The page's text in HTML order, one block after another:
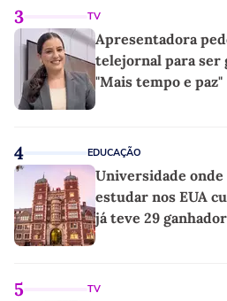
3 TV
Apresentadora
telejornal para ser
"Mais tempo e paz"
4 EDUCAÇÃO
Universidade onde
estudar nos EUA
já teve 29
5 TV